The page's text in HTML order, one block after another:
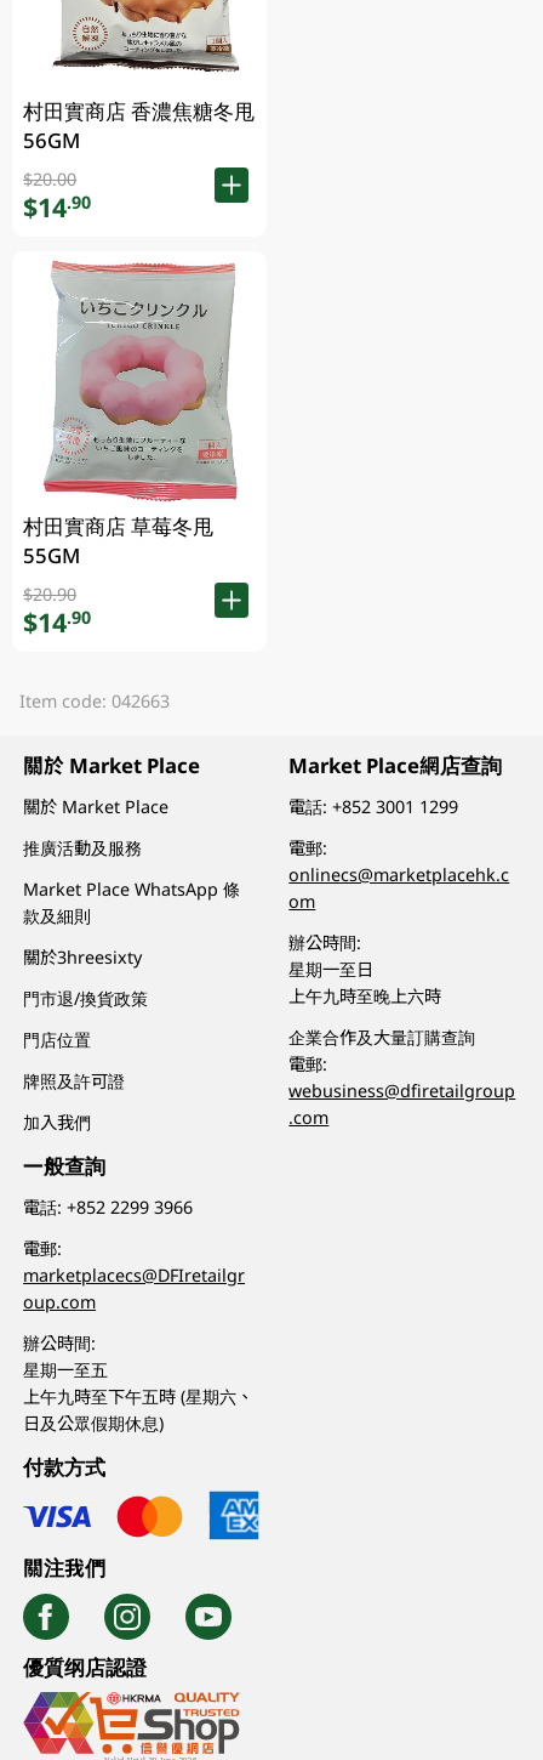
村田實商店 香濃焦糖冬甩
56GM
$20.00
$14.90
村田實商店 草莓冬甩
55GM
$20.90
$14.90
Item code: 042663
關於 Market Place
關於 Market Place
推廣活動及服務
Market Place WhatsApp 條
款及細則
關於3hreesixty
門市退/換貨政策
門店位置
牌照及許可證
加入我們
一般查詢
電話:+852 2299 3966
電郵:
marketplacecs@DFIretailgr
oup.com
辦公時間:
星期一至五
上午九時至下午五時 (星期六、
日及公眾假期休息)
Market Place網店查詢
電話:+852 3001 1299
電郵:
onlinecs@marketplacehk.c
om
辦公時間:
星期一至日
上午九時至晚上六時
企業合作及大量訂購查詢
電郵:
webusiness@dfiretailgroup
.com
付款方式
關注我們
優質纲店認證